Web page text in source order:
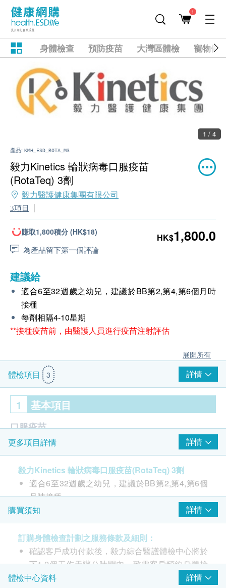
1
身體檢查 預防疫苗 大灣區體檢 寵物健
1 / 4
產品: KMH_ESD_ROTA_M3
毅力Kinetics 輪狀病毒口服疫苗
(RotaTeq) 3劑
毅力醫護健康集團有限公司
3項目
賺取1,800積分 (HK$18)
為產品留下第一個評論
HK$1,800.0
建議給
適合6至32週歲之幼兒，建議於BB第2,第4,第6個月時
接種
每劑相隔4-10星期
**接種疫苗前，由醫護人員進行疫苗注射評估
展開所有
體檢項目 3 詳情
1 基本項目
口服疫苗
輪狀病毒口服疫苗 (Rotateq) 3劑
疫苗注射
注射疫苗前由醫護人員負責注射評估
更多項目詳情 詳情
毅力Kinetics 輪狀病毒口服疫苗(RotaTeq) 3劑
適合6至32週歲之幼兒，建議於BB第2,第4,第6個
月時接種
每劑相隔4-10星期
**第1劑必須於6-12週內完成接種
**第3劑最遲於32週前完成接種
**接種疫苗前，由醫護人員進行疫苗注射評估
購買須知 詳情
訂購身體檢查計劃之服務條款及細則：
確認客戶成功付款後，毅力綜合醫護體檢中心將於
下1-2個工作天辦公時間內，致電客戶預約身體檢
查的時間和地點，並會通知客戶驗身注意事項。
體檢中心資料
詳情